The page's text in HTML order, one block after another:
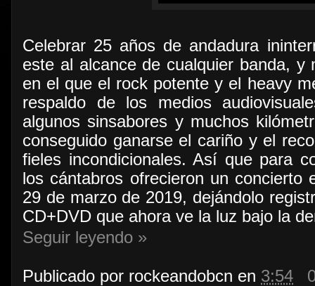
Celebrar 25 años de andadura
este al alcance de cualquier banda,
en el que el rock potente y el heavy
respaldo de los medios
algunos sinsabores y muchos
conseguido ganarse el cariño y el
fieles incondicionales. Así que para
los cántabros ofrecieron un
29 de marzo de 2019, dejándolo
CD+DVD que ahora ve la luz bajo la
Seguir leyendo »
Publicado por rockeandobcn en 3:54